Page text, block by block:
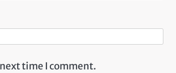
time I comment.